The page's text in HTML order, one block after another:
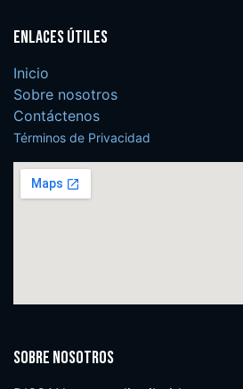
Enlaces útiles
Inicio
Sobre nosotros
Contáctenos
Términos de Privacidad
Sobre nosotros